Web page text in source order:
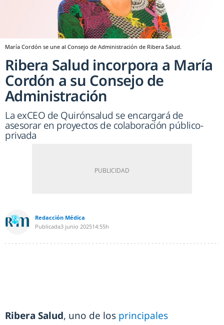
María Cordón se une al Consejo de Administración de Ribera Salud.
Ribera Salud incorpora a María
Cordón a su Consejo de
Administración
La exCEO de Quirónsalud se encargará de
asesorar en proyectos de colaboración público-
privada
Redacción Médica
Publicada3 junio 202514:55h
Ribera Salud, uno de los principales